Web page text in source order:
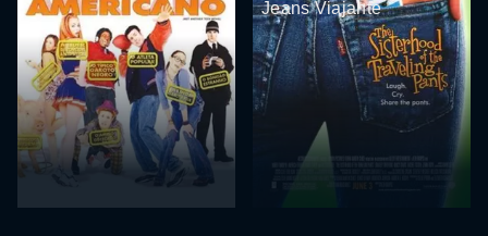
Jeans Viajante